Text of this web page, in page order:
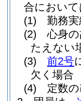
合におい
(1)
勤務
(2)
心身
たえない
(3)
前2号
欠く場合
(4)
定数